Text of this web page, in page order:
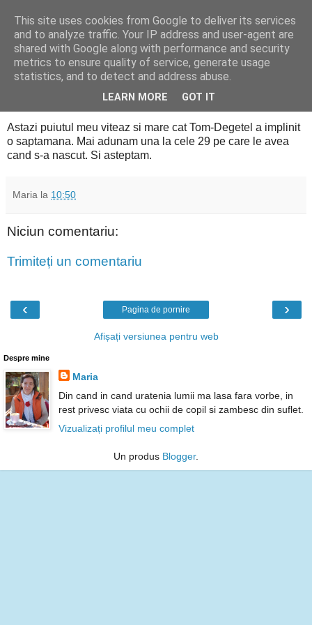
Cealalta realitate
joi, august 20, 2009
30 de saptamani
Astazi puiutul meu viteaz si mare cat Tom-Degetel a implinit
o saptamana. Mai adunam una la cele 29 pe care le avea
cand s-a nascut. Si asteptam.
Maria la 10:50
Niciun comentariu:
Trimiteți un comentariu
‹ ›
Pagina de pornire
Afișați versiunea pentru web
Despre mine
Maria
Din cand in cand uratenia lumii ma lasa fara vorbe, in
rest privesc viata cu ochii de copil si zambesc din suflet.
Vizualizați profilul meu complet
Un produs Blogger.
This site uses cookies from Google to deliver its services
and to analyze traffic. Your IP address and user-agent are
shared with Google along with performance and security
metrics to ensure quality of service, generate usage
statistics, and to detect and address abuse.
LEARN MORE GOT IT